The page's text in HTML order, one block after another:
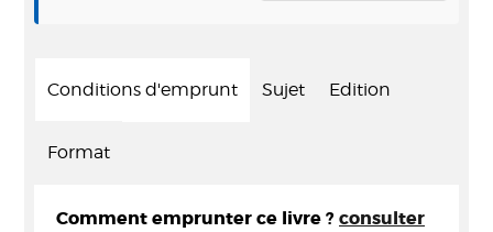
Conditions d'emprunt Sujet Edition
Format
Comment emprunter ce livre ? consulter